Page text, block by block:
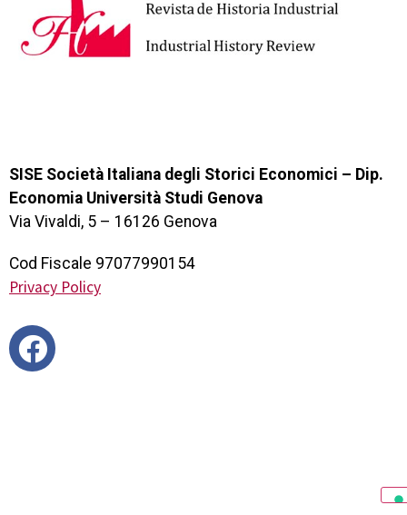
SISE Società Italiana degli Storici Economici – Dip.
Economia Università Studi Genova
Via Vivaldi, 5 – 16126 Genova
Cod Fiscale 97077990154
Privacy Policy